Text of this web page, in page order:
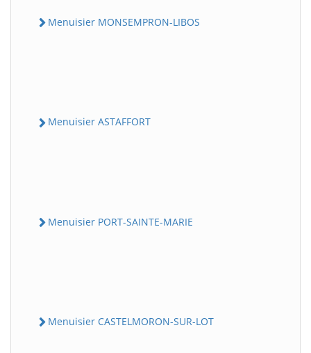
Menuisier MONSEMPRON-LIBOS
Menuisier ASTAFFORT
Menuisier PORT-SAINTE-MARIE
Menuisier CASTELMORON-SUR-LOT